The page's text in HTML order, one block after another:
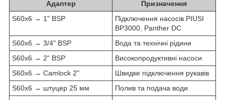
Адаптер
Призначення
S60x6 → 1" BSP
Підключення насосів PIUSI
BP3000, Panther DC
S60x6 → 3/4" BSP
Вода та технічні рідини
S60x6 → 2" BSP
Високопродуктивні насоси
S60x6 → Camlock 2"
Швидке підключення рукавів
S60x6 → штуцер 25 мм
Полив та подача води